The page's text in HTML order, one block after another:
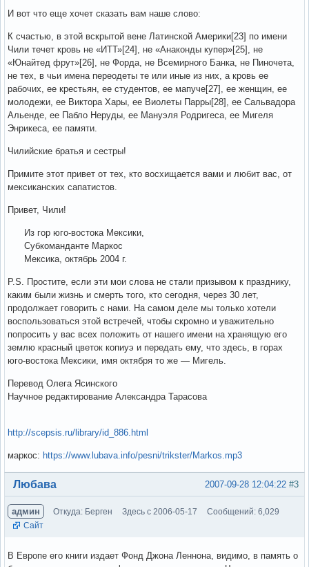
И вот что еще хочет сказать вам наше слово:
К счастью, в этой вскрытой вене Латинской Америки[23] по имени
Чили течет кровь не «ИТТ»[24], не «Анаконды купер»[25], не
«Юнайтед фрут»[26], не Форда, не Всемирного Банка, не Пиночета,
не тех, в чьи имена переодеты те или иные из них, а кровь ее
рабочих, ее крестьян, ее студентов, ее мапуче[27], ее женщин, ее
молодежи, ее Виктора Хары, ее Виолеты Парры[28], ее Сальвадора
Альенде, ее Пабло Неруды, ее Мануэля Родригеса, ее Мигеля
Энрикеса, ее памяти.
Чилийские братья и сестры!
Примите этот привет от тех, кто восхищается вами и любит вас, от
мексиканских сапатистов.
Привет, Чили!
Из гор юго-востока Мексики,
Субкоманданте Маркос
Мексика, октябрь 2004 г.
P.S. Простите, если эти мои слова не стали призывом к празднику,
каким были жизнь и смерть того, кто сегодня, через 30 лет,
продолжает говорить с нами. На самом деле мы только хотели
воспользоваться этой встречей, чтобы скромно и уважительно
попросить у вас всех положить от нашего имени на хранящую его
землю красный цветок копиуэ и передать ему, что здесь, в горах
юго-востока Мексики, имя октября то же — Мигель.
Перевод Олега Ясинского
Научное редактирование Александра Тарасова
http://scepsis.ru/library/id_886.html
маркос: https://www.lubava.info/pesni/trikster/Markos.mp3
Вне форума #3
2007-09-28 12:04:22
Любава
админ Откуда: Берген Здесь с 2006-05-17
Сообщений: 6,029
Сайт
В Европе его книги издает Фонд Джона Леннона, видимо, в память о